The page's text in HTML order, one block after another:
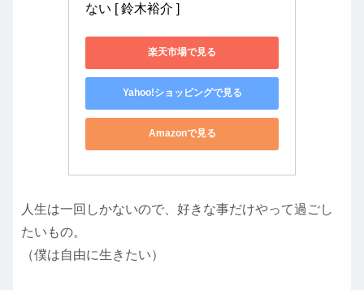
ない [ 鈴木裕介 ]
楽天市場で見る
Yahoo!ショッピングで見る
Amazonで見る
人生は一回しかないので、好きな事だけやって過ごし
たいもの。
（僕は自由に生きたい）